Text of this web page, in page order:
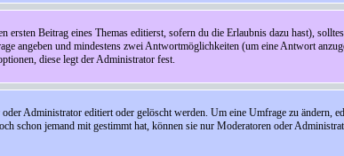
ersten Beitrag eines Themas editierst, sofern du die Erlaubnis dazu hast),
angeben und mindestens zwei Antwortmöglichkeiten (um eine Antwort
diese legt der Administrator fest.
Administrator editiert oder gelöscht werden. Um eine Umfrage zu ändern,
schon jemand mit gestimmt hat, können sie nur Moderatoren oder